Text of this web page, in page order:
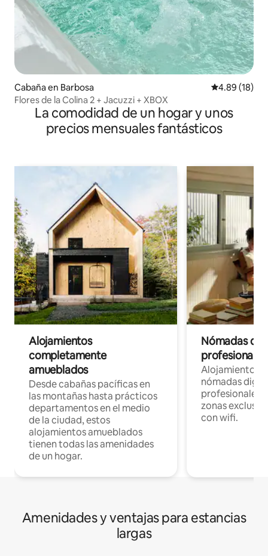
Cabaña en Barbosa Calificación
4.89 (18)
Flores de la Colina 2 + Jacuzzi + XBOX
La comodidad de un hogar y unos
precios mensuales fantásticos
Alojamientos
completamente
amueblados
Desde cabañas pacíficas en
las montañas hasta prácticos
departamentos en el medio
de la ciudad, estos
alojamientos amueblados
tienen todas las amenidades
de un hogar.
Nómadas
Alojamientos
nómadas
profesionales
zonas
con wifi.
Amenidades y ventajas para estancias
largas